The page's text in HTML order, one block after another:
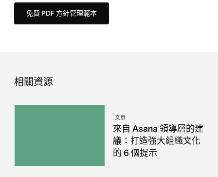
免費 PDF 方針管理範本
相關資源
文章
來自 Asana 領導層的建
議：打造強大組織文化
的 6 個提示